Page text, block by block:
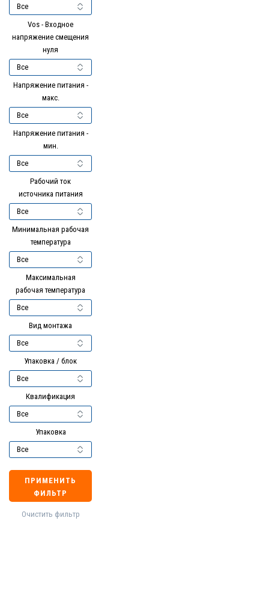
Vos - Входное
напряжение смещения
нуля
Напряжение питания -
макс.
Напряжение питания -
мин.
Рабочий ток
источника питания
Минимальная рабочая
температура
Максимальная
рабочая температура
Вид монтажа
Упаковка / блок
Квалификация
Упаковка
ПРИМЕНИТЬ
ФИЛЬТР
Очистить фильтр